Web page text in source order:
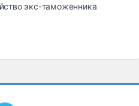
экс-таможенника